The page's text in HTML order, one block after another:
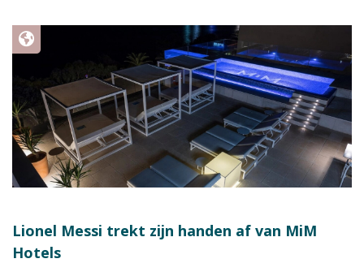
Lionel Messi trekt zijn handen af van MiM
Hotels